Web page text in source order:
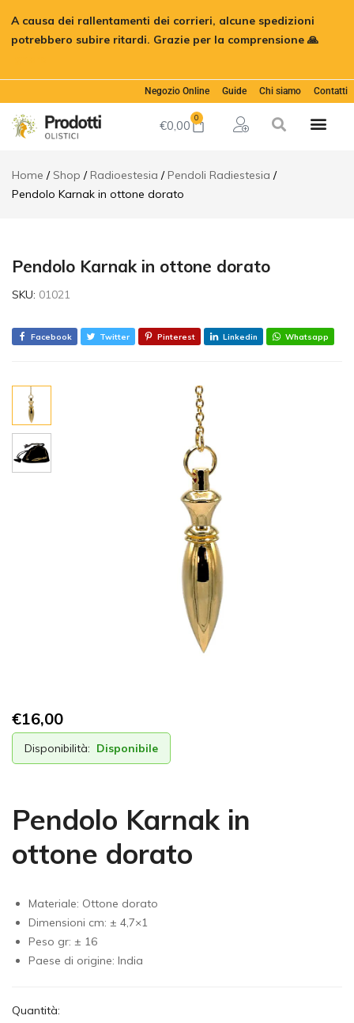
A causa dei rallentamenti dei corrieri, alcune spedizioni
potrebbero subire ritardi. Grazie per la comprensione 🙏
Negozio Online Guide Chi siamo Contatti
€0,00 0
Home Shop Radioestesia
Pendoli Radiestesia
Pendolo Karnak in ottone dorato
Pendolo Karnak in ottone dorato
SKU: 01021
Facebook Twitter Pinterest Linkedin Whatsapp
€16,00
Disponibilità: Disponibile
Pendolo Karnak in
ottone dorato
Materiale: Ottone dorato
Dimensioni cm: ± 4,7×1
Peso gr: ± 16
Paese di origine: India
Quantità:
Pendolo
Karnak in
ottone
€ 16,00